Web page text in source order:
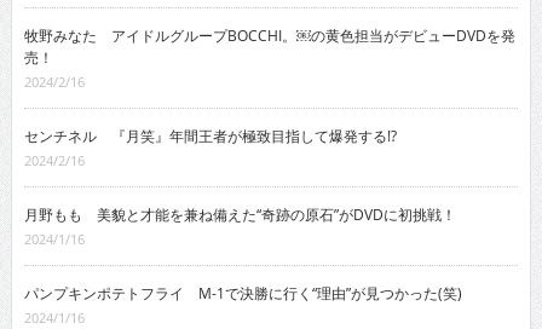
牧野みなた アイドルグループBOCCHI。￼の黄色担当がデビューDVDを発
売！
2024/2/16
センチネル 『月笑』年間王者が極致目指して爆発する!?
2024/2/16
月野もも 美貌と才能を兼ね備えた“奇跡の原石”がDVDに初挑戦！
2024/1/16
パンプキンポテトフライ M-1で決勝に行く“理由”が見つかった(笑)
2024/1/16